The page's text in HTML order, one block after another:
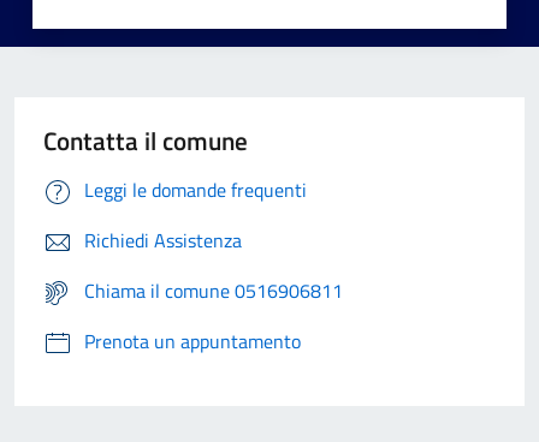
Contatta il comune
Leggi le domande frequenti
Richiedi Assistenza
Chiama il comune 0516906811
Prenota un appuntamento